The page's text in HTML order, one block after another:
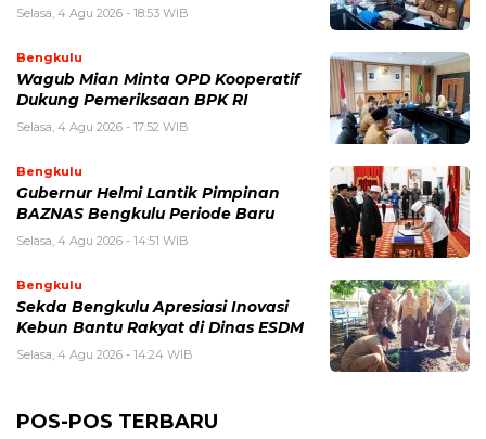
Selasa, 4 Agu 2026 - 18:53 WIB
Bengkulu
Wagub Mian Minta OPD Kooperatif
Dukung Pemeriksaan BPK RI
Selasa, 4 Agu 2026 - 17:52 WIB
Bengkulu
Gubernur Helmi Lantik Pimpinan
BAZNAS Bengkulu Periode Baru
Selasa, 4 Agu 2026 - 14:51 WIB
Bengkulu
Sekda Bengkulu Apresiasi Inovasi
Kebun Bantu Rakyat di Dinas ESDM
Selasa, 4 Agu 2026 - 14:24 WIB
POS-POS TERBARU